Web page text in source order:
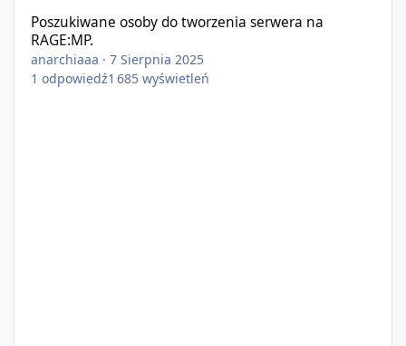
Poszukiwane osoby do tworzenia serwera na
RAGE:MP.
anarchiaaa ·7 Sierpnia 2025
1 odpowiedź1 685 wyświetleń